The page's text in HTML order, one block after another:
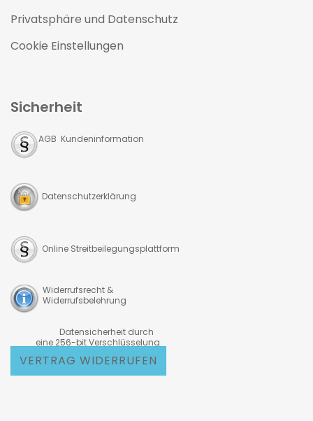
Privatsphäre und Datenschutz
Cookie Einstellungen
Sicherheit
AGB Kundeninformation
Datenschutzerklärung
Online Streitbeilegungsplattform
Widerrufsrecht &
Widerrufsbelehrung
Datensicherheit durch
eine 256-bit Verschlüsselung
VERTRAG WIDERRUFEN